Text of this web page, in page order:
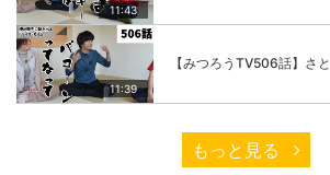
11:43
11:39
もっと見る